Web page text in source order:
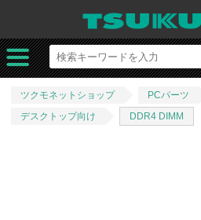
ツクモネットショップ PCパーツ
デスクトップ向け
DDR4 DIMM